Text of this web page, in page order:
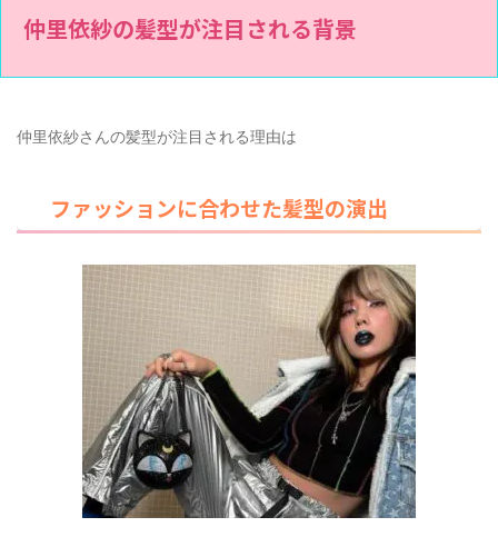
仲里依紗の髪型が注目される背景
仲里依紗さんの髪型が注目される理由は
ファッションに合わせた髪型の演出